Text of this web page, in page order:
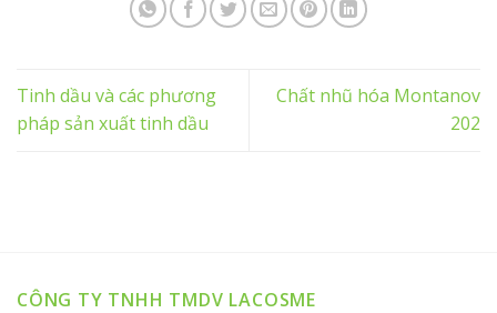
Tinh dầu và các phương
pháp sản xuất tinh dầu
Chất nhũ hóa Montanov
202
CÔNG TY TNHH TMDV LACOSME